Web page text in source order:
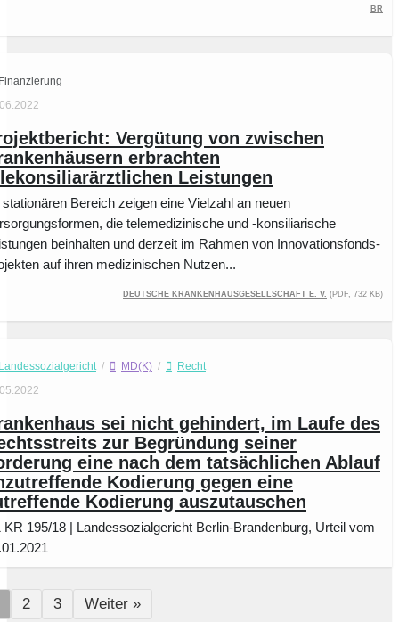
BR
Vergütung von zwischen
erbrachten
Leistungen
Bereich zeigen eine Vielzahl an neuen
die telemedizinische und -konsiliarische
beinhalten und derzeit im Rahmen von Innovationsfonds-
auf ihren medizinischen Nutzen...
Deutsche Krankenhausgesellschaft e. V. (PDF, 732 kB)
/ MD(K) /
Recht
sei nicht gehindert, im Laufe des
zur Begründung seiner
eine nach dem tatsächlichen Ablauf
Kodierung gegen eine
Kodierung auszutauschen
KR 195/18 | Landessozialgericht Berlin-Brandenburg, Urteil vom
2 3 Weiter »